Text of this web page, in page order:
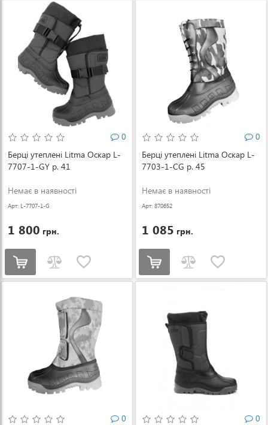
0
Берці утеплені Litma Оскар L-
7707-1-GY р. 41
Немає в наявності
Арт: L-7707-1-G
1 800 грн.
0
Берці утеплені Litma Оскар L-
7703-1-CG р. 45
Немає в наявності
Арт: 870652
1 085 грн.
0 0